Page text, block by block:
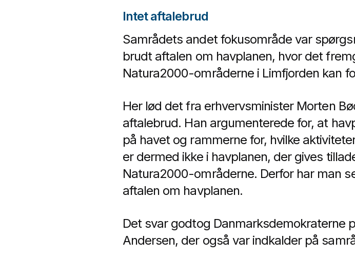
Intet aftalebrud
Samrådets andet fokusområde var
brudt aftalen om havplanen, hvor det
Natura2000-områderne i Limfjorden kan
Her lød det fra erhvervsminister Morten
aftalebrud. Han argumenterede for, at
på havet og rammerne for, hvilke
er dermed ikke i havplanen, der gives
Natura2000-områderne. Derfor har man
aftalen om havplanen.
Det svar godtog Danmarksdemokraterne
Andersen, der også var indkalder på